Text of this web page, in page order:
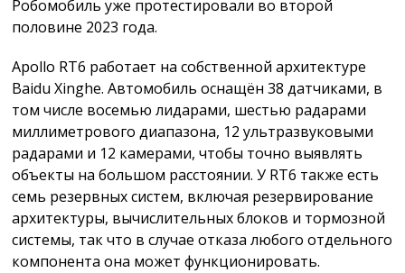
Робомобиль уже протестировали во второй
половине 2023 года.
Apollo RT6 работает на собственной архитектуре
Baidu Xinghe. Автомобиль оснащён 38 датчиками, в
том числе восемью лидарами, шестью радарами
миллиметрового диапазона, 12 ультразвуковыми
радарами и 12 камерами, чтобы точно выявлять
объекты на большом расстоянии. У RT6 также есть
семь резервных систем, включая резервирование
архитектуры, вычислительных блоков и тормозной
системы, так что в случае отказа любого отдельного
компонента она может функционировать.